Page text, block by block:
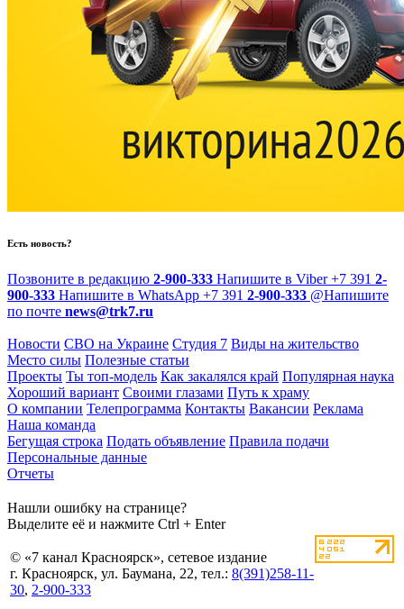
Есть новость?
Позвоните в редакцию 2-900-333 Напишите в Viber +7 391 2-
900-333 Напишите в WhatsApp +7 391 2-900-333 @Напишите
по почте news@trk7.ru
Новости СВО на Украине Студия 7 Виды на жительство
Место силы Полезные статьи
Проекты Ты топ-модель Как закалялся край Популярная наука
Хороший вариант Своими глазами Путь к храму
О компании Телепрограмма Контакты Вакансии Реклама
Наша команда
Бегущая строка Подать объявление Правила подачи
Персональные данные
Отчеты
Нашли ошибку на странице?
Выделите её и нажмите Ctrl + Enter
© «7 канал Красноярск», сетевое издание
г. Красноярск, ул. Баумана, 22, тел.: 8(391)258-11-
30, 2-900-333